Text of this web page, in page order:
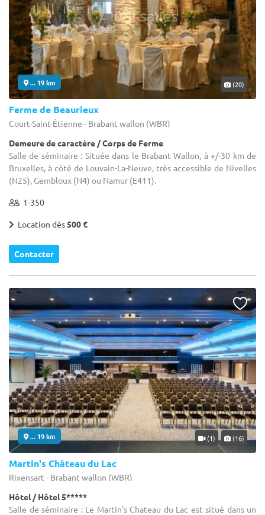
... 19 km (20)
Ferme de Beaurieux
Court-Saint-Étienne - Brabant wallon (WBR)
Demeure de caractère / Corps de Ferme
Salle de séminaire : Située dans le Brabant Wallon, à +/-30 km de
Bruxelles, à côté de Louvain-La-Neuve, très accessible de Nivelles
(N25), Gembloux (N4) ou Namur (E411).
1-350
Location dès500 €
Contacter
... 19 km (1) (16)
Martin's Château du Lac
Rixensart - Brabant wallon (WBR)
Hôtel / Hôtel 5*****
Salle de séminaire : Le Martin's Chateau du Lac est situé dans un